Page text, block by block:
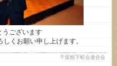
うございます
くお願い申し上げます。
千坂校下町会連合会